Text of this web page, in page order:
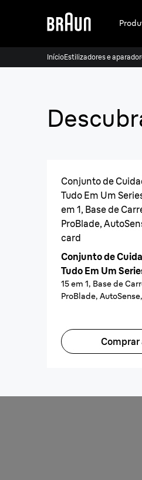
InícioEstilizadores e
Conjunto de
Tudo Em Um
em 1, Base de
ProBlade,
card
Conjunto de
Tudo Em Um
15 em 1, Base de
ProBlade,
Comprar